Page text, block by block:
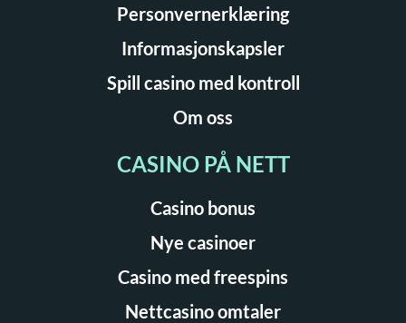
Personvernerklæring
Informasjonskapsler
Spill casino med kontroll
Om oss
CASINO PÅ NETT
Casino bonus
Nye casinoer
Casino med freespins
Nettcasino omtaler